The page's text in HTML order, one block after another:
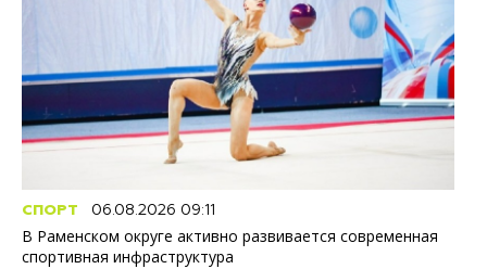
СПОРТ 06.08.2026 09:11
В Раменском округе активно развивается современная
спортивная инфраструктура